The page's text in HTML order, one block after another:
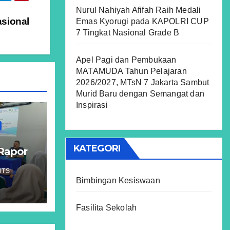
VII
Nurul Nahiyah Afifah Raih Medali
Emas Kyorugi pada KAPOLRI CUP
7 Tingkat Nasional Grade B
Apel Pagi dan Pembukaan
MATAMUDA Tahun Pelajaran
2026/2027, MTsN 7 Jakarta Sambut
Murid Baru dengan Semangat dan
Inspirasi
KATEGORI
Bimbingan Kesiswaan
Fasilita Sekolah